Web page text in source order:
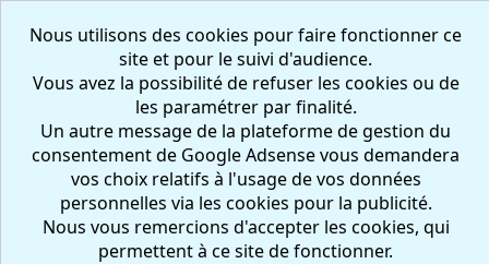
Nous utilisons des cookies pour faire fonctionner ce
site et pour le suivi d'audience.
Vous avez la possibilité de refuser les cookies ou de
les paramétrer par finalité.
Un autre message de la plateforme de gestion du
consentement de Google Adsense vous demandera
vos choix relatifs à l'usage de vos données
personnelles via les cookies pour la publicité.
Nous vous remercions d'accepter les cookies, qui
permettent à ce site de fonctionner.